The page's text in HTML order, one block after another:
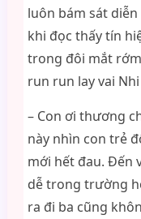
luôn bám sát
khi đọc thấy tín
trong đôi mắt
run run lay vai
– Con ơi thương
này nhìn con trẻ
mới hết đau. Đến
dễ trong trường
ra đi ba cũng